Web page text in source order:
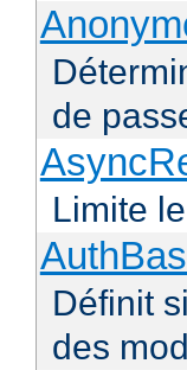
de
Limite
Définit
des